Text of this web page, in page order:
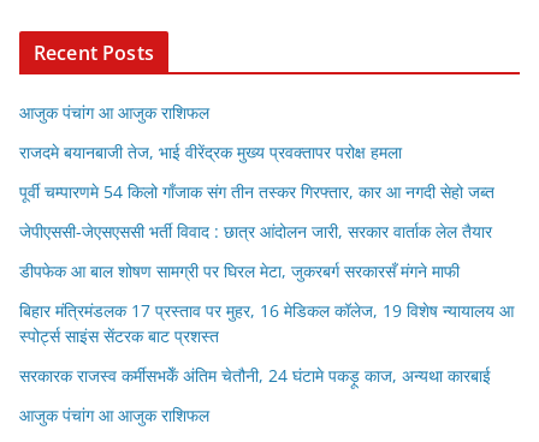
Recent Posts
आजुक पंचांग आ आजुक राशिफल
राजदमे बयानबाजी तेज, भाई वीरेंद्रक मुख्य प्रवक्तापर परोक्ष हमला
पूर्वी चम्पारणमे 54 किलो गाँजाक संग तीन तस्कर गिरफ्तार, कार आ नगदी सेहो जब्त
जेपीएससी-जेएसएससी भर्ती विवाद : छात्र आंदोलन जारी, सरकार वार्ताक लेल तैयार
डीपफेक आ बाल शोषण सामग्री पर घिरल मेटा, जुकरबर्ग सरकारसँ मंगने माफी
बिहार मंत्रिमंडलक 17 प्रस्ताव पर मुहर, 16 मेडिकल कॉलेज, 19 विशेष न्यायालय आ
स्पोर्ट्स साइंस सेंटरक बाट प्रशस्त
सरकारक राजस्व कर्मीसभकेँ अंतिम चेतौनी, 24 घंटामे पकड़ू काज, अन्यथा कारबाई
आजुक पंचांग आ आजुक राशिफल